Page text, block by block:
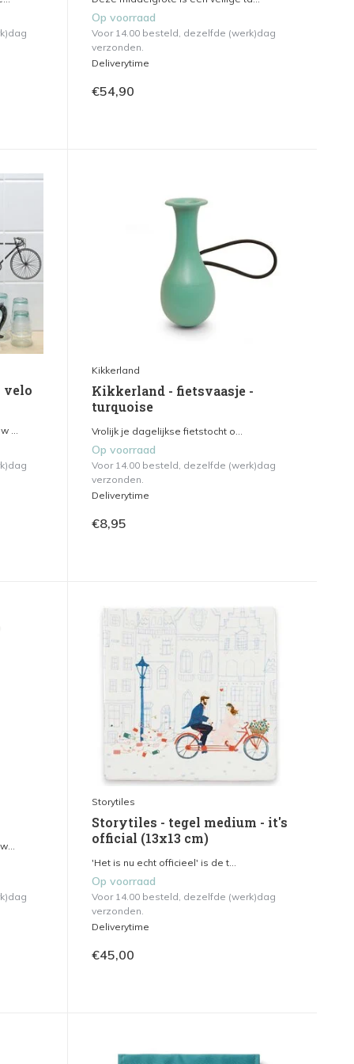
Op voorraad
Voor 14.00 besteld, dezelfde (werk)dag
verzonden.
Deliverytime
€54,90
velo
...
Kikkerland
Kikkerland - fietsvaasje -
turquoise
Vrolijk je dagelijkse fietstocht o...
Op voorraad
Voor 14.00 besteld, dezelfde (werk)dag
verzonden.
Deliverytime
€8,95
Storytiles
Storytiles - tegel medium - it's
official (13x13 cm)
'Het is nu echt officieel' is de t...
Op voorraad
Voor 14.00 besteld, dezelfde (werk)dag
verzonden.
Deliverytime
€45,00